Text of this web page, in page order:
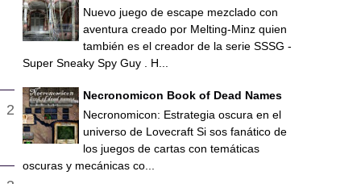
Nuevo juego de escape mezclado con
aventura creado por Melting-Minz quien
también es el creador de la serie SSSG -
Super Sneaky Spy Guy . H...
Necronomicon Book of Dead Names
Necronomicon: Estrategia oscura en el
universo de Lovecraft Si sos fanático de
los juegos de cartas con temáticas
oscuras y mecánicas co...